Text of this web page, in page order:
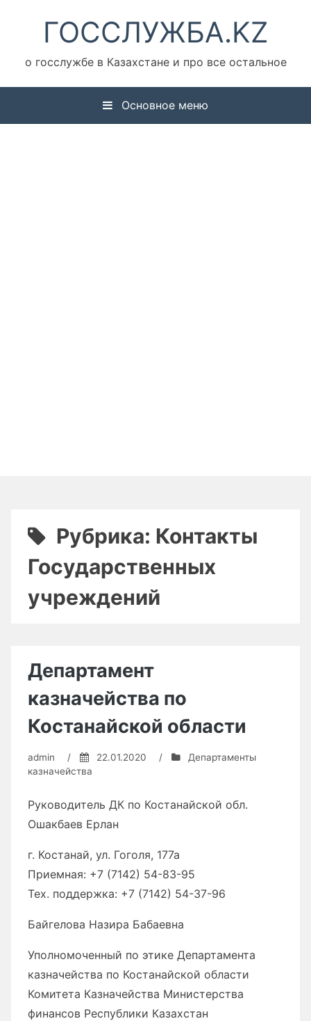
содержимомуГОССЛУЖБА.KZ
о госслужбе в Казахстане и про все остальное
Основное меню
Рубрика: Контакты
Государственных
учреждений
Департамент
казначейства по
Костанайской области
admin / 22.01.2020 /
Департаменты
казначейства
Руководитель ДК по Костанайской обл.
Ошакбаев Ерлан
г. Костанай, ул. Гоголя, 177а
Приемная: +7 (7142) 54-83-95
Тех. поддержка: +7 (7142) 54-37-96
Байгелова Назира Бабаевна
Уполномоченный по этике Департамента
казначейства по Костанайской области
Комитета Казначейства Министерства
финансов Республики Казахстан